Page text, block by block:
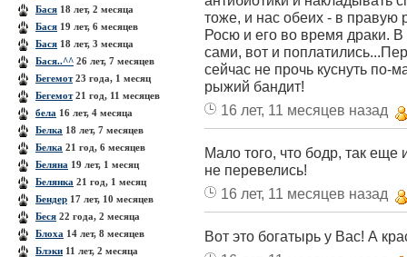
Бася 18 лет, 2 месяца
Бася 19 лет, 6 месяцев
Бася 18 лет, 3 месяца
Бася..^^ 26 лет, 7 месяцев
Бегемот23 года, 1 месяц
Бегемот21 год, 11 месяцев
бела 16 лет, 4 месяца
Белка 18 лет, 7 месяцев
Белка 21 год, 6 месяцев
Беляна 19 лет, 1 месяц
Белянка 21 год, 1 месяц
Бендер 17 лет, 10 месяцев
Беся 22 года, 2 месяца
Блоха 14 лет, 8 месяцев
Блэки 11 лет, 2 месяца
тоже, и нас обеих - в правую
Росю и его во время драки.
сами, вот и
сейчас не прочь куснуть по-
рыжий бандит!
16 лет, 11 месяцев назад
Мало того, что бодр, так еще
не перевелись!
16 лет, 11 месяцев назад
Вот это богатырь у Вас! А